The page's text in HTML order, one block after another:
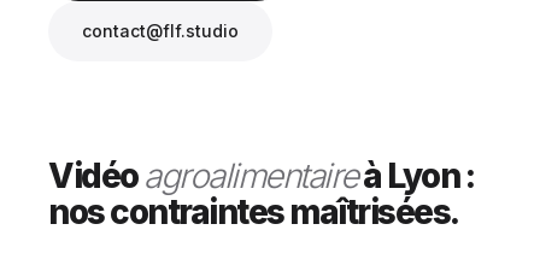
contact@flf.studio
Vidéoagroalimentaireà Lyon :
nos contraintes maîtrisées.